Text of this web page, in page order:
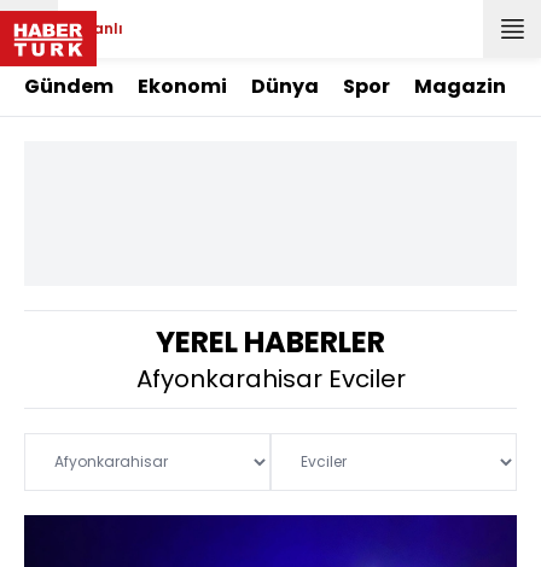
Canlı
Gündem Ekonomi Dünya Spor Magazin
YEREL HABERLER
Afyonkarahisar Evciler